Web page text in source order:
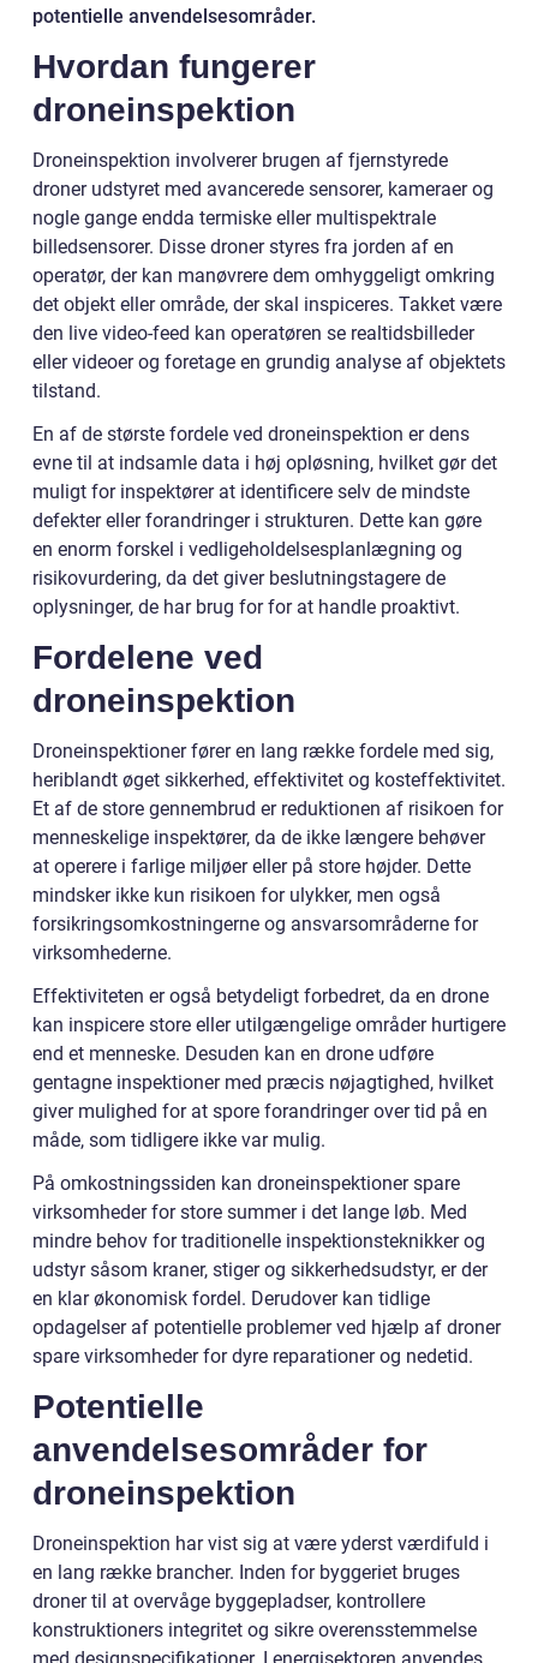
potentielle anvendelsesområder.
Hvordan fungerer
droneinspektion
Droneinspektion involverer brugen af fjernstyrede
droner udstyret med avancerede sensorer, kameraer og
nogle gange endda termiske eller multispektrale
billedsensorer. Disse droner styres fra jorden af en
operatør, der kan manøvrere dem omhyggeligt omkring
det objekt eller område, der skal inspiceres. Takket være
den live video-feed kan operatøren se realtidsbilleder
eller videoer og foretage en grundig analyse af objektets
tilstand.
En af de største fordele ved droneinspektion er dens
evne til at indsamle data i høj opløsning, hvilket gør det
muligt for inspektører at identificere selv de mindste
defekter eller forandringer i strukturen. Dette kan gøre
en enorm forskel i vedligeholdelsesplanlægning og
risikovurdering, da det giver beslutningstagere de
oplysninger, de har brug for for at handle proaktivt.
Fordelene ved
droneinspektion
Droneinspektioner fører en lang række fordele med sig,
heriblandt øget sikkerhed, effektivitet og kosteffektivitet.
Et af de store gennembrud er reduktionen af risikoen for
menneskelige inspektører, da de ikke længere behøver
at operere i farlige miljøer eller på store højder. Dette
mindsker ikke kun risikoen for ulykker, men også
forsikringsomkostningerne og ansvarsområderne for
virksomhederne.
Effektiviteten er også betydeligt forbedret, da en drone
kan inspicere store eller utilgængelige områder hurtigere
end et menneske. Desuden kan en drone udføre
gentagne inspektioner med præcis nøjagtighed, hvilket
giver mulighed for at spore forandringer over tid på en
måde, som tidligere ikke var mulig.
På omkostningssiden kan droneinspektioner spare
virksomheder for store summer i det lange løb. Med
mindre behov for traditionelle inspektionsteknikker og
udstyr såsom kraner, stiger og sikkerhedsudstyr, er der
en klar økonomisk fordel. Derudover kan tidlige
opdagelser af potentielle problemer ved hjælp af droner
spare virksomheder for dyre reparationer og nedetid.
Potentielle
anvendelsesområder for
droneinspektion
Droneinspektion har vist sig at være yderst værdifuld i
en lang række brancher. Inden for byggeriet bruges
droner til at overvåge byggepladser, kontrollere
konstruktioners integritet og sikre overensstemmelse